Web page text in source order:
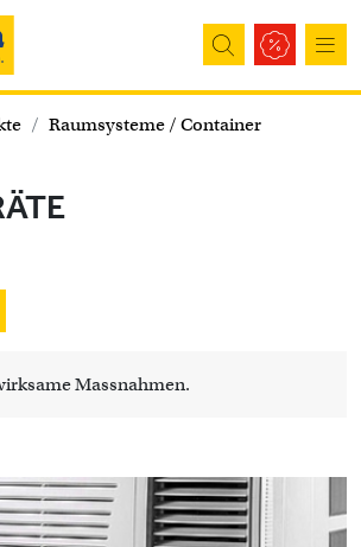
Raumsysteme / Container
Massnahmen.